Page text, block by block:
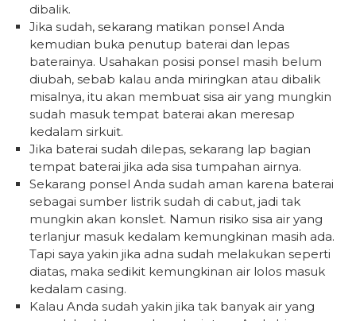
dibalik.
Jika sudah, sekarang matikan ponsel Anda
kemudian buka penutup baterai dan lepas
baterainya. Usahakan posisi ponsel masih belum
diubah, sebab kalau anda miringkan atau dibalik
misalnya, itu akan membuat sisa air yang mungkin
sudah masuk tempat baterai akan meresap
kedalam sirkuit.
Jika baterai sudah dilepas, sekarang lap bagian
tempat baterai jika ada sisa tumpahan airnya.
Sekarang ponsel Anda sudah aman karena baterai
sebagai sumber listrik sudah di cabut, jadi tak
mungkin akan konslet. Namun risiko sisa air yang
terlanjur masuk kedalam kemungkinan masih ada.
Tapi saya yakin jika adna sudah melakukan seperti
diatas, maka sedikit kemungkinan air lolos masuk
kedalam casing.
Kalau Anda sudah yakin jika tak banyak air yang